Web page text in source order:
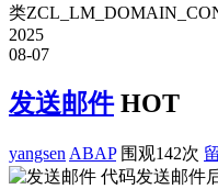
类
2025
08-07
发送邮件 HOT
yangsen ABAP围观142次
代码发送邮件